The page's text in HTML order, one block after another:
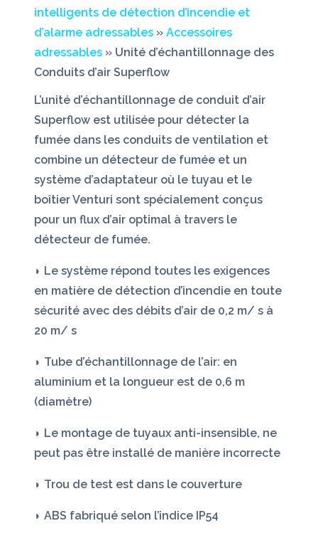
intelligents de détection d’incendie et
d’alarme adressables » Accessoires
adressables » Unité d’échantillonnage des
Conduits d’air Superflow
L’unité d’échantillonnage de conduit d’air
Superflow est utilisée pour détecter la
fumée dans les conduits de ventilation et
combine un détecteur de fumée et un
système d’adaptateur où le tuyau et le
boîtier Venturi sont spécialement conçus
pour un flux d’air optimal à travers le
détecteur de fumée.
◗ Le système répond toutes les exigences
en matière de détection d’incendie en toute
sécurité avec des débits d’air de 0,2 m/ s à
20 m/ s
◗ Tube d’échantillonnage de l’air: en
aluminium et la longueur est de 0,6 m
(diamètre)
◗ Le montage de tuyaux anti-insensible, ne
peut pas être installé de manière incorrecte
◗ Trou de test est dans le couverture
◗ ABS fabriqué selon l’indice IP54